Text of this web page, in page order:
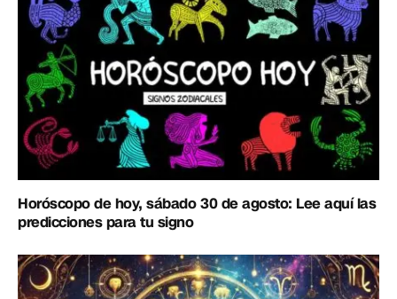
Horóscopo de hoy, sábado 30 de agosto: Lee aquí las
predicciones para tu signo